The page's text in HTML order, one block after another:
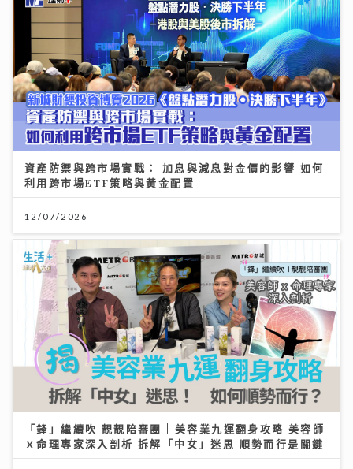
資產防禦與跨市場實戰： 加息與減息對金價的影響 如何
利用跨市場ETF策略與黃金配置
12/07/2026
「鋒」繼續吹 靚靚陪審團 | 美容業九運翻身攻略 美容師
ｘ命理專家深入剖析 拆解「中女」迷思 順勢而行是關鍵